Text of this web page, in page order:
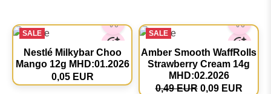
SALE
Nestlé Milkybar Choo
Mango 12g MHD:01.2026
0,05 EUR
SALE
Amber Smooth WaffRolls
Strawberry Cream 14g
MHD:02.2026
0,49 EUR 0,09 EUR